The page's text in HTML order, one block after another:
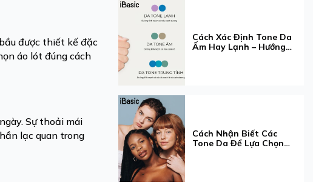
được thiết kế đặc
áo lót đúng cách
Sự thoải mái
lạc quan trong
Cách Xác Định Tone Da
Ấm Hay Lạnh – Hướng
Cách Nhận Biết Các
Tone Da Để Lựa Chọn